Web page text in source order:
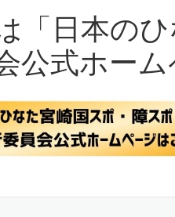
「日本の
公式ホー